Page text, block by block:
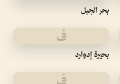
بحر الجبل
ف
بحيرة إدوارد
ف